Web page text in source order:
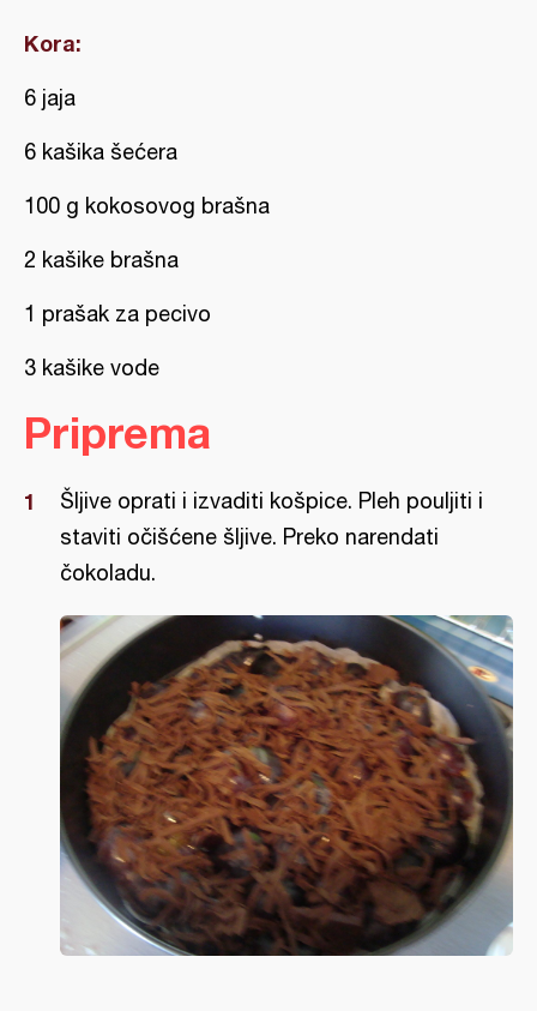
Kora:
6 jaja
6 kašika šećera
100 g kokosovog brašna
2 kašike brašna
1 prašak za pecivo
3 kašike vode
Priprema
Šljive oprati i izvaditi košpice. Pleh pouljiti i
staviti očišćene šljive. Preko narendati
čokoladu.